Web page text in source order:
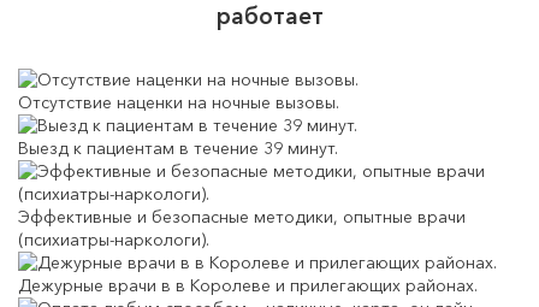
работает
Отсутствие наценки на ночные вызовы.
Выезд к пациентам в течение 39 минут.
Эффективные и безопасные методики, опытные врачи
(психиатры-наркологи).
Дежурные врачи в в Королеве и прилегающих районах.